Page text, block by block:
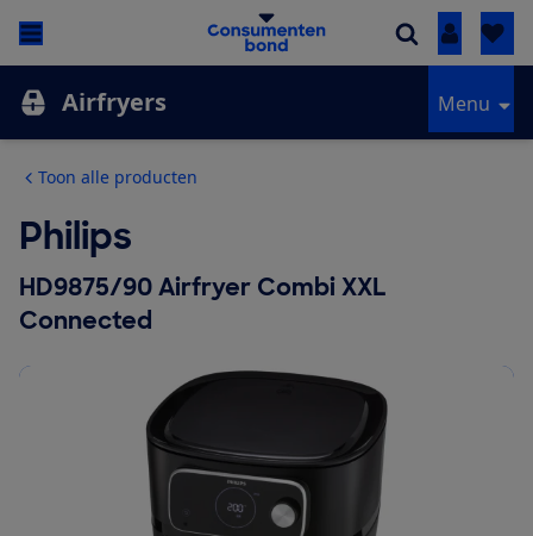
Inloggen
Airfryers Menu
Toon alle producten
Philips
HD9875/90 Airfryer Combi XXL
Connected